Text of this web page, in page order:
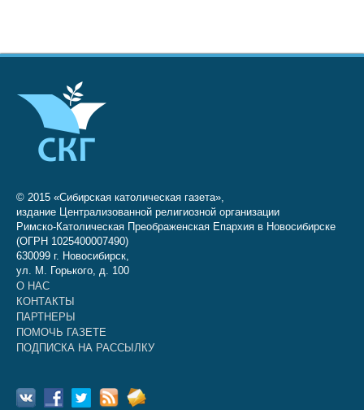
© 2015 «Сибирская католическая газета»,
издание Централизованной религиозной организации
Римско-Католическая Преображенская Епархия в Новосибирске
(ОГРН 1025400007490)
630099 г. Новосибирск,
ул. М. Горького, д. 100
О НАС
КОНТАКТЫ
ПАРТНЕРЫ
ПОМОЧЬ ГАЗЕТЕ
ПОДПИСКА НА РАССЫЛКУ